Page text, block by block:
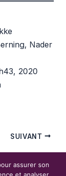
Nader
2020
SUIVANT
assurer son